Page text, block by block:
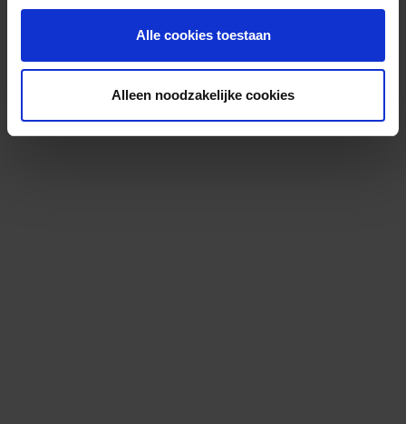
Alle cookies toestaan
Alleen noodzakelijke cookies